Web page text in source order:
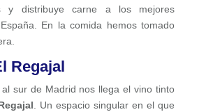
y distribuye carne a los mejores
En la comida hemos tomado
Regajal
sur de Madrid nos llega el vino tinto
. Un espacio singular en el que